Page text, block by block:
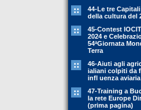
44-Le tre
della cultura del
45-Contest
2024 e
54ªGiornata
Terra
46-Aiuti agli
ialiani colpiti da
infl uenza aviaria
47-Training a
la rete Europe
(prima pagina)